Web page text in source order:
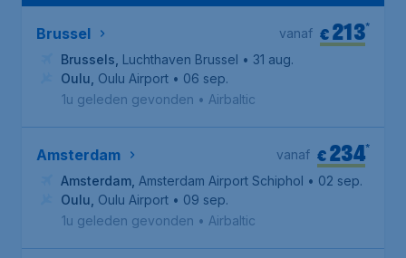
Brussel €213*
vanaf
Brussels Luchthaven Brussel • 31 aug.
Oulu Oulu Airport • 06 sep.
1u geleden gevonden • Airbaltic
Amsterdam €234*
vanaf
Amsterdam Amsterdam Airport Schiphol • 02 sep.
Oulu Oulu Airport • 09 sep.
1u geleden gevonden • Airbaltic